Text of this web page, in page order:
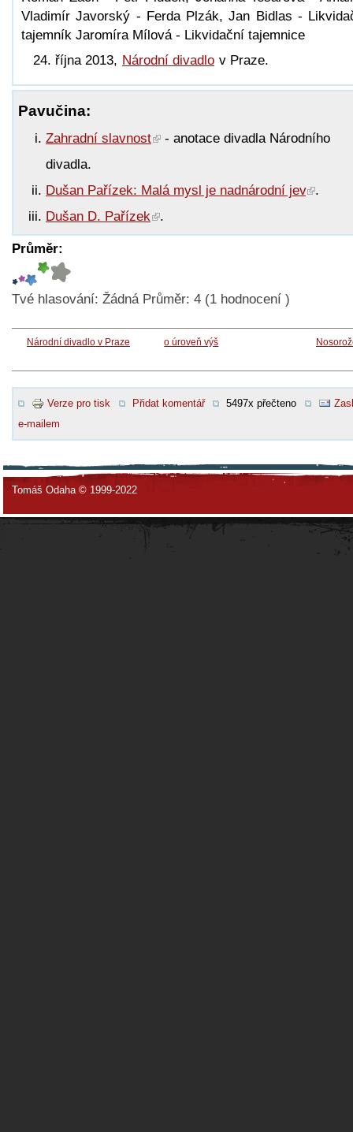
Vladimír Javorský - Ferda Plzák, Jan Bidlas -
tajemník Jaromíra Mílová - Likvidační tajemnice
24. října 2013, Národní divadlo v Praze.
Pavučina:
Zahradní slavnost
- anotace divadla Národního
divadla.
Dušan Pařízek: Malá mysl je nadnárodní jev
.
Dušan D. Pařízek
.
Průměr:
Tvé hlasování: Žádná Průměr: 4 (1 hodnocení )
Národní divadlo v Praze o úroveň výš
Verze pro tisk Přidat komentář 5497x přečteno
e-mailem
Tomáš Odaha © 1999-2022